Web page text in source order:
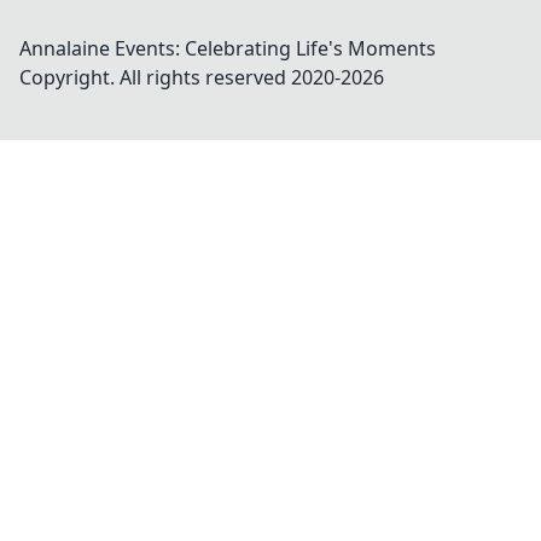
Annalaine Events: Celebrating Life's Moments
Copyright. All rights reserved 2020-2026